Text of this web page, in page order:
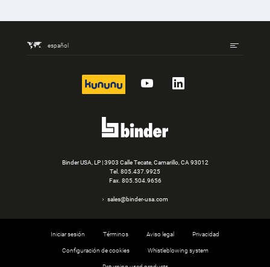
español
kununu YouTubeLinkedIn
Binder USA, LP | 3903 Calle Tecate, Camarillo, CA 93012
Tel. 805.437.9925
Fax. 805.504.9656
sales@binder-usa.com
Iniciar sesión Términos Aviso legal Privacidad
Configuración de cookies Whistleblowing system